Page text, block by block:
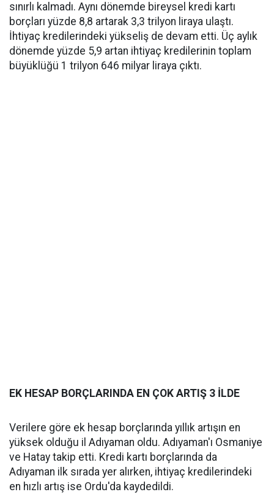
sınırlı kalmadı. Aynı dönemde bireysel kredi kartı
borçları yüzde 8,8 artarak 3,3 trilyon liraya ulaştı.
İhtiyaç kredilerindeki yükseliş de devam etti. Üç aylık
dönemde yüzde 5,9 artan ihtiyaç kredilerinin toplam
büyüklüğü 1 trilyon 646 milyar liraya çıktı.
EK HESAP BORÇLARINDA EN ÇOK ARTIŞ 3 İLDE
Verilere göre ek hesap borçlarında yıllık artışın en
yüksek olduğu il Adıyaman oldu. Adıyaman'ı Osmaniye
ve Hatay takip etti. Kredi kartı borçlarında da
Adıyaman ilk sırada yer alırken, ihtiyaç kredilerindeki
en hızlı artış ise Ordu'da kaydedildi.